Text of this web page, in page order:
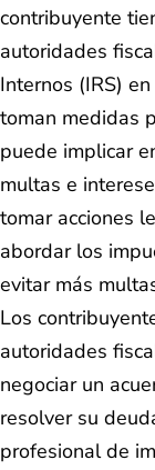
contribuyente
autoridades
Internos (IRS)
toman medidas
puede implicar
multas e
tomar acciones
abordar los
evitar más
Los
autoridades
negociar un
resolver su
profesional de